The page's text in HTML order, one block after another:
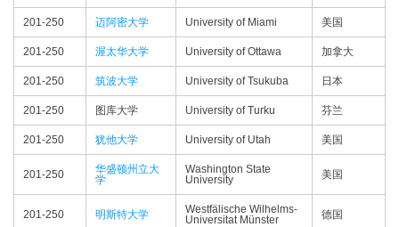
201-250 迈阿密大学 University of Miami 美国
201-250 渥太华大学 University of Ottawa 加拿大
201-250 筑波大学 University of Tsukuba 日本
201-250 图库大学 University of Turku 芬兰
201-250 犹他大学 University of Utah 美国
201-250
华盛顿州立大
学
Washington State
University
美国
201-250 明斯特大学
Westfälische Wilhelms-
Universitat Münster
德国